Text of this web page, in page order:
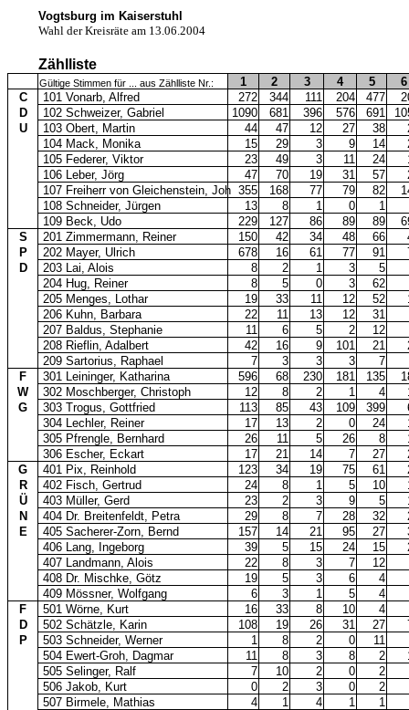
Vogtsburg im Kaiserstuhl
Wahl der Kreisräte am 13.06.2004
Zählliste
Gültige Stimmen für ... aus Zählliste Nr.: 1 2 3 4 5
6
C
101 Vonarb, Alfred 272 344 111 204 477
D
102 Schweizer, Gabriel 1090 681 396 576 691
U
103 Obert, Martin 44 47 12 27 38
104 Mack, Monika
15 29 3 9 14
105 Federer, Viktor
23 49 3 11 24
106 Leber, Jörg
47 70 19 31 57
107 Freiherr von Gleichenstein, Joh 355 168 77 79 82
108 Schneider, Jürgen
13 8 1 0
1
109 Beck, Udo
229 127 86 89 89
S
201 Zimmermann, Reiner 150 42 34 48 66
P
202 Mayer, Ulrich 678 16 61 77 91
D
203 Lai, Alois 8 2 1 3
5
204 Hug, Reiner
8 5 0 3
62
205 Menges, Lothar
19 33 11 12 52
206 Kuhn, Barbara
22 11 13 12
31
207 Baldus, Stephanie
11 6 5 2
12
208 Rieflin, Adalbert
42 16 9 101 21
209 Sartorius, Raphael
7 3 3 3
7
F
301 Leininger, Katharina 596 68 230 181 135
W
302 Moschberger, Christoph 12 8 2 1 4
G
303 Trogus, Gottfried 113 85 43 109 399
304 Lechler, Reiner
17 13 2 0 24
305 Pfrengle, Bernhard
26 11 5 26 8
306 Escher, Eckart
17 21 14 7 27
G
401 Pix, Reinhold 123 34 19 75 61
R
402 Fisch, Gertrud 24 8 1 5 10
Ü
403 Müller, Gerd 23 2 3 9 5
N
404 Dr. Breitenfeldt, Petra 29 8 7 28 32
E
405 Sacherer-Zorn, Bernd 157 14 21 95 27
406 Lang, Ingeborg
39 5 15 24 15
407 Landmann, Alois
22 8 3 7
12
408 Dr. Mischke, Götz
19 5 3 6
4
409 Mössner, Wolfgang
6 3 1 5
4
F
501 Wörne, Kurt 16 33 8 10
4
D
502 Schätzle, Karin 108 19 26 31 27
P
503 Schneider, Werner 1 8 2 0
11
504 Ewert-Groh, Dagmar
11 8 3 8 2
505 Selinger, Ralf
7 10 2 0
2
506 Jakob, Kurt
0 2 3 0
2
507 Birmele, Mathias
4 1 4 1
1